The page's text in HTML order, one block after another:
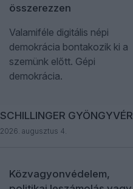
összerezzen
Valamiféle digitális népi
demokrácia bontakozik ki a
szemünk előtt. Gépi
demokrácia.
SCHILLINGER GYÖNGYVÉR
2026. augusztus 4.
Közvagyonvédelem,